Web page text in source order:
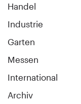
Handel
Industrie
Garten
Messen
International
Archiv